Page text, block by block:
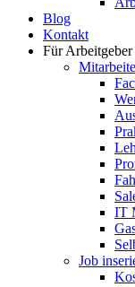
Blog
Kontakt
Für Arbeitgeber
IT
Job